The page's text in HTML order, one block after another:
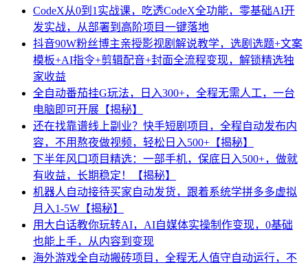
CodeX从0到1实战课，吃透CodeX全功能，零基础AI开
发实战，从部署到高阶项目一键落地
抖音90W粉丝博主亲授影视剧解说教学，选剧选题+文案
模板+AI指令+剪辑配音+封面全流程变现，解锁精选独
家收益
全自动番茄挂G玩法，日入300+，全程无需人工，一台
电脑即可开展【揭秘】
还在找靠谱线上副业？快手短剧项目，全程自动发布内
容，不用熬夜做视频，轻松日入500+【揭秘】
下半年风口项目精选：一部手机，保底日入500+，做就
有收益，长期稳定！【揭秘】
机器人自动接待买家自动发货，跟着系统学拼多多虚拟
月入1-5W【揭秘】
用大白话教你玩转AI，AI自媒体实操制作变现，0基础
也能上手，从内容到变现
海外游戏全自动搬砖项目，全程无人值守自动运行，不